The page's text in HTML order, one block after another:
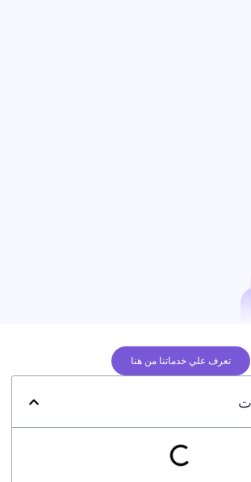
تعرف علي خدماتنا من هنا